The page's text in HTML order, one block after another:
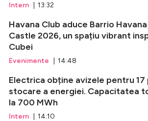
Intern | 13:32
Havana Club aduce Barrio
Castle 2026, un spațiu vibrant
Cubei
Evenimente | 14:48
Electrica obține avizele pentru
stocare a energiei. Capacitatea
la 700 MWh
Intern | 14:10